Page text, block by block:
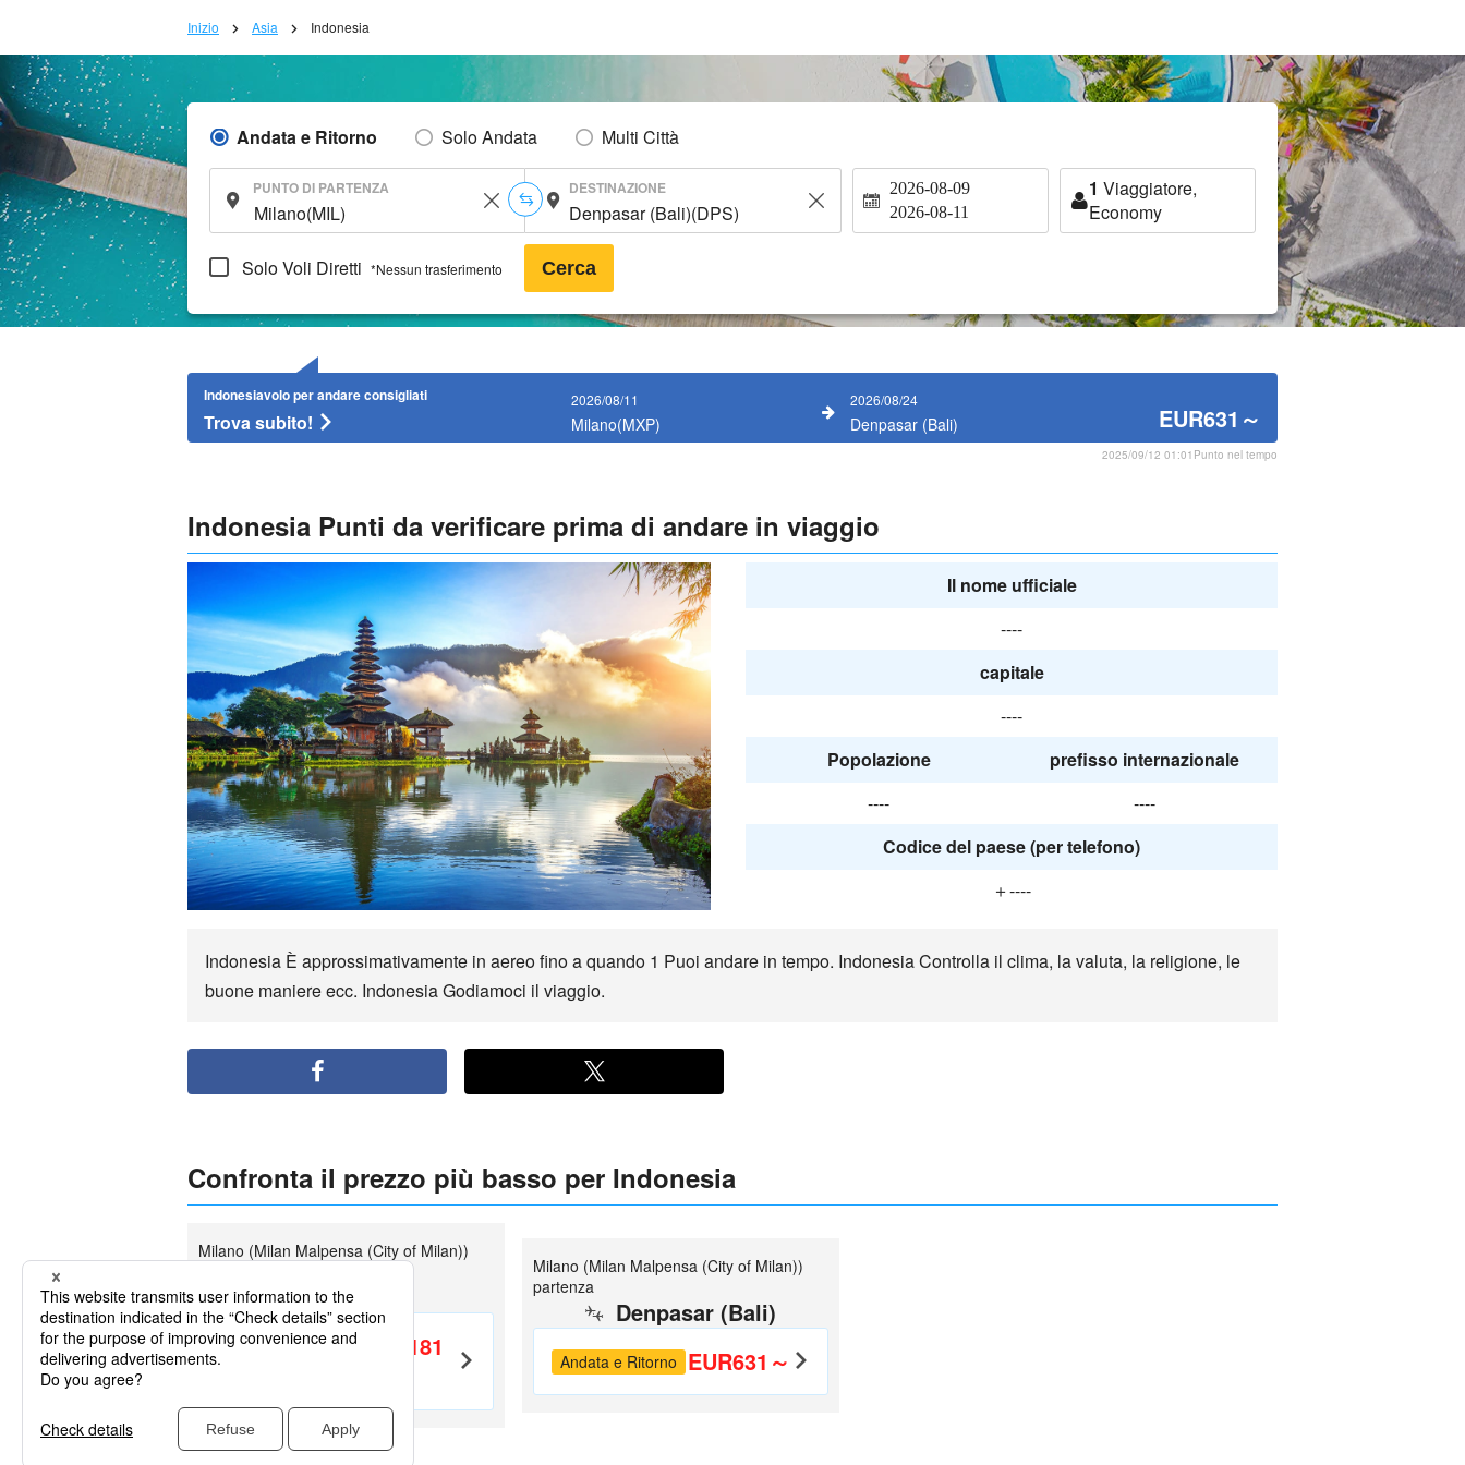
Inizio Asia Indonesia
Andata e Ritorno Solo Andata Multi Città
PUNTO DI PARTENZA DESTINAZIONE 2026-08-09
2026-08-11
1 Viaggiatore,
Economy
Solo Voli Diretti *Nessun trasferimento Cerca
Indonesiavolo per andare consigliati
Trova subito!
2026/08/11
Milano(MXP)
2026/08/24
Denpasar (Bali) EUR631 ～
2025/09/12 01:01Punto nel tempo
Indonesia Punti da verificare prima di andare in viaggio
Il nome ufficiale
----
capitale
----
Popolazione
prefisso internazionale
----
----
Codice del paese (per telefono)
＋----
Indonesia È approssimativamente in aereo fino a quando 1 Puoi andare in tempo. Indonesia Controlla il clima, la valuta, la religione, le
buone maniere ecc. Indonesia Godiamoci il viaggio.
Confronta il prezzo più basso per Indonesia
Milano (Milan Malpensa (City of Milan))
Jakarta
Andata e
EUR1,181
Milano (Milan Malpensa (City of Milan))
partenza
Denpasar (Bali)
Andata e Ritorno EUR631～